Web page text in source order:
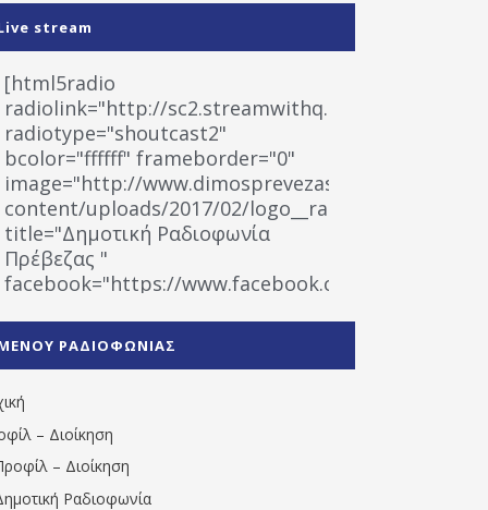
stream
[html5radio
radiolink="http://sc2.streamwithq.com:8028/
radiotype="shoutcast2"
bcolor="ffffff" frameborder="0"
image="http://www.dimosprevezas.gr/wp-
content/uploads/2017/02/logo__radiofonias.jpg"
title="Δημοτική Ραδιοφωνία
Πρέβεζας "
facebook="https://www.facebook.com/
1531194763766854/" artist="" ]
ΡΑΔΙΟΦΩΝΙΑΣ
– Διοίκηση
– Διοίκηση
Ραδιοφωνία